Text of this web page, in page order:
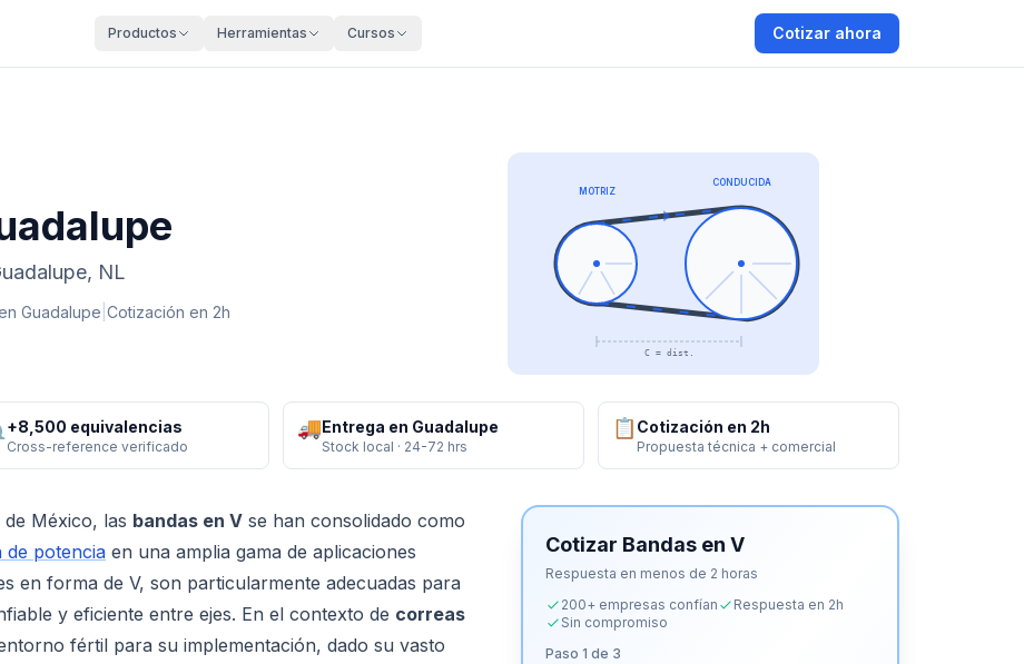
Productos Herramientas Cursos Cotizar ahora
NL
Guadalupe Cotización en 2h
C = dist.
MOTRIZ
CONDUCIDA
+8,500 equivalencias
Cross-reference verificado
🚚Entrega en Guadalupe
Stock local · 24-72 hrs
📋 Cotización en 2h
Propuesta técnica + comercial
México, las bandas en V se han consolidado como
de potencia en una amplia gama de aplicaciones
en forma de V, son particularmente adecuadas para
y eficiente entre ejes. En el contexto de correas
fértil para su implementación, dado su vasto
Cotizar Bandas en V
Respuesta en menos de 2 horas
200+ empresas confían
Respuesta en 2h
Sin compromiso
Paso 1 de 3